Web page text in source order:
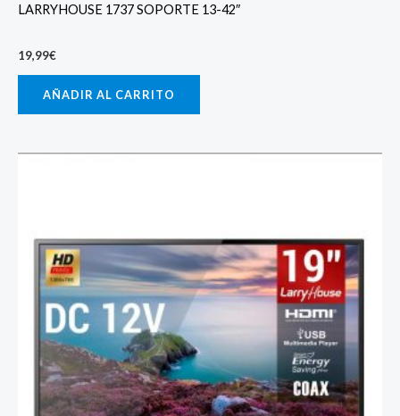
LARRYHOUSE 1737 SOPORTE 13-42″
19,99€
AÑADIR AL CARRITO